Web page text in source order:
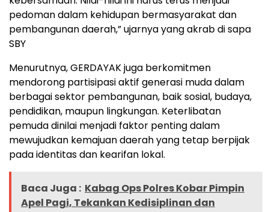
pedoman dalam kehidupan bermasyarakat dan
pembangunan daerah,” ujarnya yang akrab di sapa
SBY
Menurutnya, GERDAYAK juga berkomitmen
mendorong partisipasi aktif generasi muda dalam
berbagai sektor pembangunan, baik sosial, budaya,
pendidikan, maupun lingkungan. Keterlibatan
pemuda dinilai menjadi faktor penting dalam
mewujudkan kemajuan daerah yang tetap berpijak
pada identitas dan kearifan lokal.
Baca Juga : Kabag Ops Polres Kobar Pimpin
Apel Pagi, Tekankan Kedisiplinan dan